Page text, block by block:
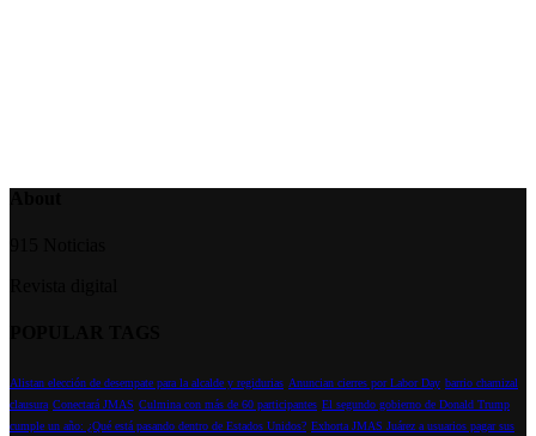
Alistan elección de desempate para la alcalde y regidurias Anuncian cierres por Labor Day barrio chamizal
clausura Conectará JMAS Culmina con más de 60 participantes El segundo gobierno de Donald Trump
cumple un año: ¿Qué está pasando dentro de Estados Unidos? Exhorta JMAS Juárez a usuarios pagar sus